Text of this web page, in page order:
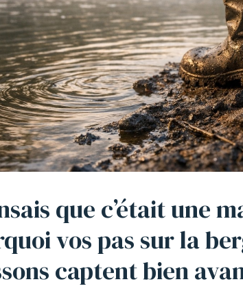
que c’était une
vos pas sur la
captent bien